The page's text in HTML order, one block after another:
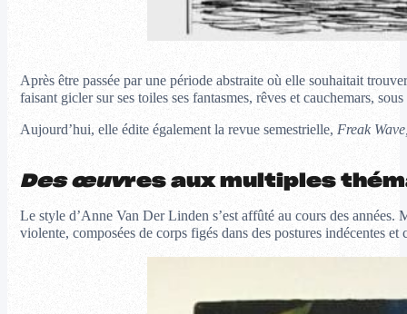
Après être passée par une période abstraite où elle souhaitait
faisant gicler sur ses toiles ses fantasmes, rêves et cauchemars,
Aujourd’hui, elle édite également la revue semestrielle, Freak
Des œuvres aux multiples
Le style d’Anne Van Der Linden s’est affûté au cours des
violente, composées de corps figés dans des postures indécentes